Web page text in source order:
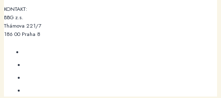
KONTAKT:
BBG z.s.
Thámova 221/7
186 00 Praha 8